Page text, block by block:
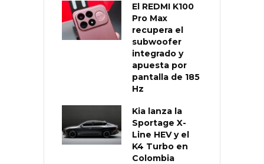
El REDMI K100
Pro Max
recupera el
subwoofer
integrado y
apuesta por
pantalla de 185
Hz
Kia lanza la
Sportage X-
Line HEV y el
K4 Turbo en
Colombia